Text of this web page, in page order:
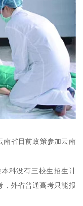
南省目前政策参加云南
科没有三校生招生计
，外省普通高考只能报